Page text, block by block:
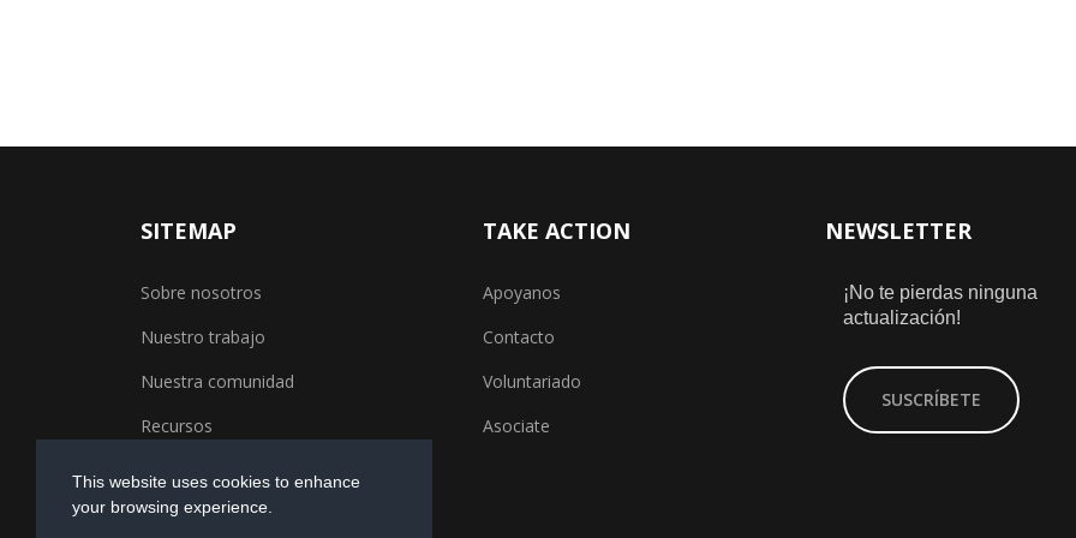
SITEMAP
Sobre nosotros
Nuestro trabajo
Nuestra comunidad
Recursos
TAKE ACTION
Apoyanos
Contacto
Voluntariado
Asociate
NEWSLETTER
¡No te pierdas ninguna
actualización!
SUSCRÍBETE
This website uses cookies to enhance
your browsing experience.